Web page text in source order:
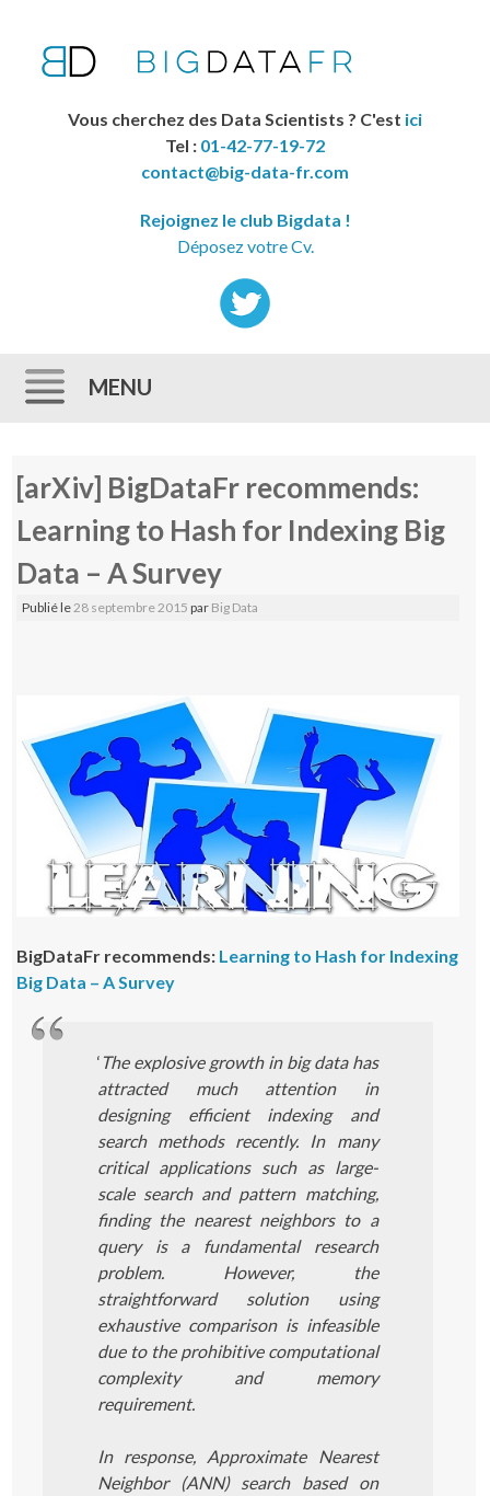
Vous cherchez des Data Scientists ? C'est ici
Tel : 01-42-77-19-72
contact@big-data-fr.com
Rejoignez le club Bigdata !
Déposez votre Cv.
MENU
[arXiv] BigDataFr recommends:
Learning to Hash for Indexing Big
Data – A Survey
Publié le 28 septembre 2015 par Big Data
BigDataFr recommends: Learning to Hash for Indexing
Big Data – A Survey
‘ The explosive growth in big data has
attracted much attention in
designing efficient indexing and
search methods recently. In many
critical applications such as large-
scale search and pattern matching,
finding the nearest neighbors to a
query is a fundamental research
problem. However, the
straightforward solution using
exhaustive comparison is infeasible
due to the prohibitive computational
complexity and memory
requirement.
In response, Approximate Nearest
Neighbor (ANN) search based on